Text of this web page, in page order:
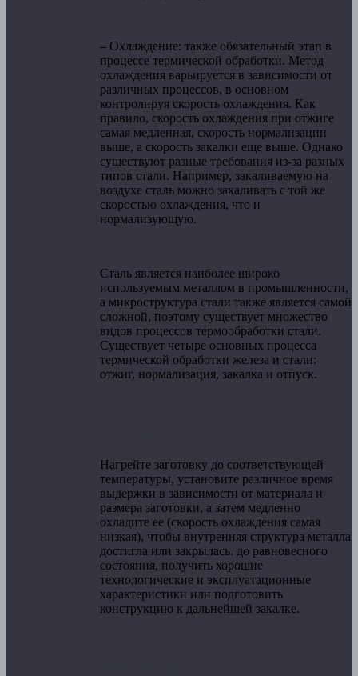
– Охлаждение: также обязательный этап в
процессе термической обработки. Метод
охлаждения варьируется в зависимости от
различных процессов, в основном
контролируя скорость охлаждения. Как
правило, скорость охлаждения при отжиге
самая медленная, скорость нормализации
выше, а скорость закалки еще выше. Однако
существуют разные требования из-за разных
типов стали. Например, закаливаемую на
воздухе сталь можно закаливать с той же
скоростью охлаждения, что и
нормализующую.
Сталь является наиболее широко
используемым металлом в промышленности,
а микроструктура стали также является самой
сложной, поэтому существует множество
видов процессов термообработки стали.
Существует четыре основных процесса
термической обработки железа и стали:
отжиг, нормализация, закалка и отпуск.
Нагрейте заготовку до соответствующей
температуры, установите различное время
выдержки в зависимости от материала и
размера заготовки, а затем медленно
охладите ее (скорость охлаждения самая
низкая), чтобы внутренняя структура металла
достигла или закрылась. до равновесного
состояния, получить хорошие
технологические и эксплуатационные
характеристики или подготовить
конструкцию к дальнейшей закалке.